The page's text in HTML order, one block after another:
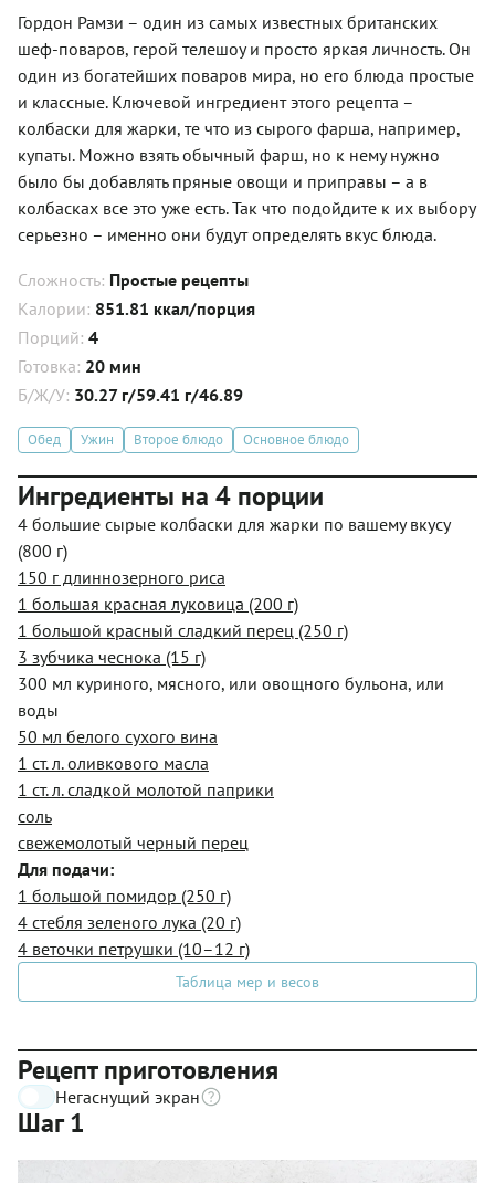
Гордон Рамзи – один из самых известных британских
шеф-поваров, герой телешоу и просто яркая личность. Он
один из богатейших поваров мира, но его блюда простые
и классные. Ключевой ингредиент этого рецепта –
колбаски для жарки, те что из сырого фарша, например,
купаты. Можно взять обычный фарш, но к нему нужно
было бы добавлять пряные овощи и приправы – а в
колбасках все это уже есть. Так что подойдите к их выбору
серьезно – именно они будут определять вкус блюда.
Сложность: Простые рецепты
Калории: 851.81 ккал/порция
Порций: 4
Готовка: 20 мин
Б/Ж/У: 30.27 г/59.41 г/46.89
Обед Ужин Второе блюдо Основное блюдо
Ингредиенты на 4 порции
4 большие сырые колбаски для жарки по вашему вкусу
(800 г)
150 г длиннозерного риса
1 большая красная луковица (200 г)
1 большой красный сладкий перец (250 г)
3 зубчика чеснока (15 г)
300 мл куриного, мясного, или овощного бульона, или
воды
50 мл белого сухого вина
1 ст. л. оливкового масла
1 ст. л. сладкой молотой паприки
соль
свежемолотый черный перец
Для подачи:
1 большой помидор (250 г)
4 стебля зеленого лука (20 г)
4 веточки петрушки (10–12 г)
Таблица мер и весов
Рецепт приготовления
Негаснущий экран
Шаг 1